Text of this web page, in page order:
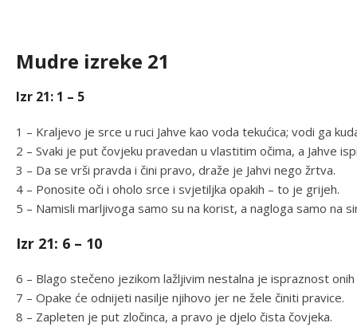
Mudre izreke 21
Izr 21: 1 – 5
1 – Kraljevo je srce u ruci Jahve kao voda tekućica; vodi ga
2 – Svaki je put čovjeku pravedan u vlastitim očima, a Jahve
3 – Da se vrši pravda i čini pravo, draže je Jahvi nego žrtva.
4 – Ponosite oči i oholo srce i svjetiljka opakih – to je grijeh.
5 – Namisli marljivoga samo su na korist, a nagloga samo na
Izr 21: 6 – 10
6 – Blago stečeno jezikom lažljivim nestalna je ispraznost
7 – Opake će odnijeti nasilje njihovo jer ne žele činiti pravice.
8 – Zapleten je put zločinca, a pravo je djelo čista čovjeka.